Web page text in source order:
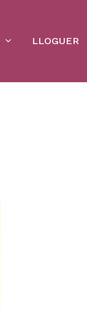
LLOGUER